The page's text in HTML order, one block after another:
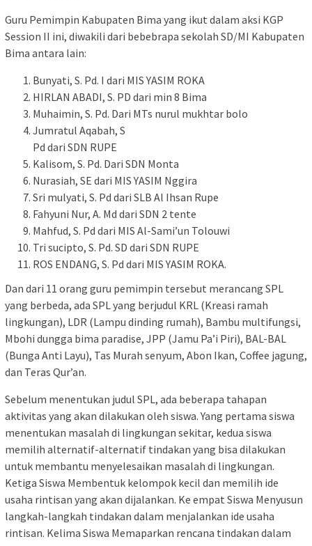
Guru Pemimpin Kabupaten Bima yang ikut dalam aksi KGP
Session II ini, diwakili dari bebebrapa sekolah SD/MI Kabupaten
Bima antara lain:
Bunyati, S. Pd. I dari MIS YASIM ROKA
HIRLAN ABADI, S. PD dari min 8 Bima
Muhaimin, S. Pd. Dari MTs nurul mukhtar bolo
Jumratul Aqabah, S
Pd dari SDN RUPE
Kalisom, S. Pd. Dari SDN Monta
Nurasiah, SE dari MIS YASIM Nggira
Sri mulyati, S. Pd dari SLB Al Ihsan Rupe
Fahyuni Nur, A. Md dari SDN 2 tente
Mahfud, S. Pd dari MIS Al-Sami’un Tolouwi
Tri sucipto, S. Pd. SD dari SDN RUPE
ROS ENDANG, S. Pd dari MIS YASIM ROKA.
Dan dari 11 orang guru pemimpin tersebut merancang SPL
yang berbeda, ada SPL yang berjudul KRL (Kreasi ramah
lingkungan), LDR (Lampu dinding rumah), Bambu multifungsi,
Mbohi dungga bima paradise, JPP (Jamu Pa’i Piri), BAL-BAL
(Bunga Anti Layu), Tas Murah senyum, Abon Ikan, Coffee jagung,
dan Teras Qur’an.
Sebelum menentukan judul SPL, ada beberapa tahapan
aktivitas yang akan dilakukan oleh siswa. Yang pertama siswa
menentukan masalah di lingkungan sekitar, kedua siswa
memilih alternatif-alternatif tindakan yang bisa dilakukan
untuk membantu menyelesaikan masalah di lingkungan.
Ketiga Siswa Membentuk kelompok kecil dan memilih ide
usaha rintisan yang akan dijalankan. Ke empat Siswa Menyusun
langkah-langkah tindakan dalam menjalankan ide usaha
rintisan. Kelima Siswa Memaparkan rencana tindakan dalam